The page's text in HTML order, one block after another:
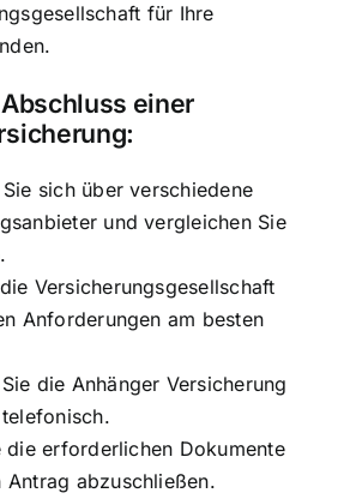
für Ihre
einer
sich über verschiedene
und vergleichen Sie
Versicherungsgesellschaft
Anforderungen am besten
die Anhänger Versicherung
die erforderlichen Dokumente
Antrag abzuschließen.